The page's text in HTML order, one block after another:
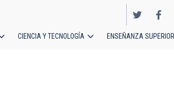
CIENCIA Y TECNOLOGÍA ENSEÑANZA SUPERIOR